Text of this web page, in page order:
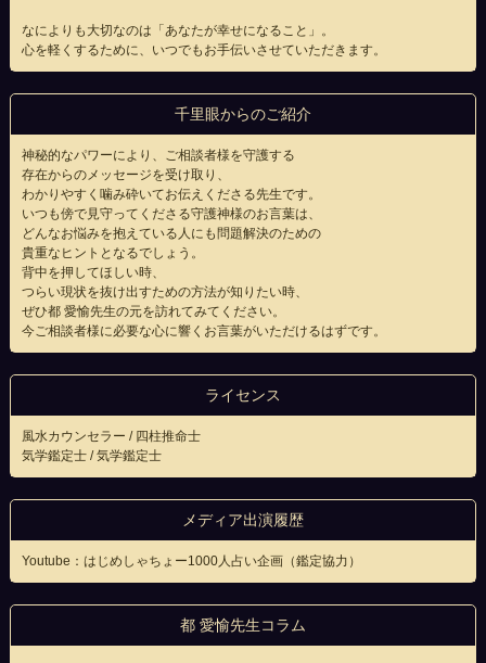
なによりも大切なのは「あなたが幸せになること」。
心を軽くするために、いつでもお手伝いさせていただきます。
千里眼からのご紹介
神秘的なパワーにより、ご相談者様を守護する
存在からのメッセージを受け取り、
わかりやすく噛み砕いてお伝えくださる先生です。
いつも傍で見守ってくださる守護神様のお言葉は、
どんなお悩みを抱えている人にも問題解決のための
貴重なヒントとなるでしょう。
背中を押してほしい時、
つらい現状を抜け出すための方法が知りたい時、
ぜひ都 愛愉先生の元を訪れてみてください。
今ご相談者様に必要な心に響くお言葉がいただけるはずです。
ライセンス
風水カウンセラー / 四柱推命士
気学鑑定士 / 気学鑑定士
メディア出演履歴
Youtube：はじめしゃちょー1000人占い企画（鑑定協力）
都 愛愉先生コラム